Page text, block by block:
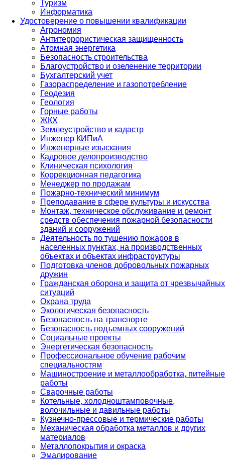
Туризм
Информатика
Удостоверение о повышении квалификации
Агрономия
Антитеррористическая защищенность
Атомная энергетика
Безопасность строительства
Благоустройство и озеленение территории
Бухгалтерский учет
Газораспределение и газопотребление
Геодезия
Геология
Горные работы
ЖКХ
Землеустройство и кадастр
Инженер КИПиА
Инженерные изыскания
Кадровое делопроизводство
Клиническая психология
Коррекционная педагогика
Менеджер по продажам
Пожарно-технический минимум
Преподавание в сфере культуры и искусства
Монтаж, техническое обслуживание и ремонт
средств обеспечения пожарной безопасности
зданий и сооружений
Деятельность по тушению пожаров в
населенных пунктах, на производственных
объектах и объектах инфраструктуры
Подготовка членов добровольных пожарных
дружин
Гражданская оборона и защита от чрезвычайных
ситуаций
Охрана труда
Экологическая безопасность
Безопасность на транспорте
Безопасность подъемных сооружений
Социальные проекты
Энергетическая безопасность
Профессиональное обучение рабочим
специальностям
Машиностроение и металлообработка, питейные
работы
Сварочные работы
Котельные, холодноштамповочные,
волочильные и давильные работы
Кузнечно-прессовые и термические работы
Механическая обработка металлов и других
материалов
Металлопокрытия и окраска
Эмалирование